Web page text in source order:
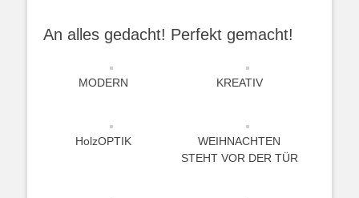
An alles gedacht! Perfekt gemacht!
MODERN KREATIV
HolzOPTIK
WEIHNACHTEN
STEHT VOR DER TÜR